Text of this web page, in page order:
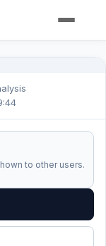
to other users.